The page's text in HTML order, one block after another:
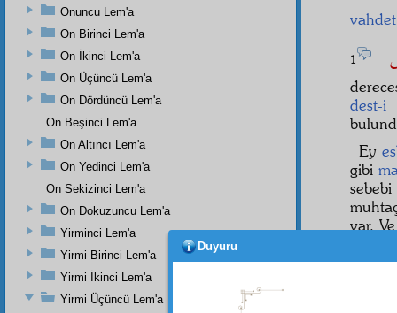
vahdet
1
dest-i
Ey
gibi
var.
Onuncu Lem'a
On Birinci Lem'a
On İkinci Lem'a
On Üçüncü Lem'a
On Dördüncü Lem'a
On Beşinci Lem'a
On Altıncı Lem'a
On Yedinci Lem'a
On Sekizinci Lem'a
On Dokuzuncu Lem'a
Yirminci Lem'a
Yirmi Birinci Lem'a
Yirmi İkinci Lem'a
Yirmi Üçüncü Lem'a
Duyuru